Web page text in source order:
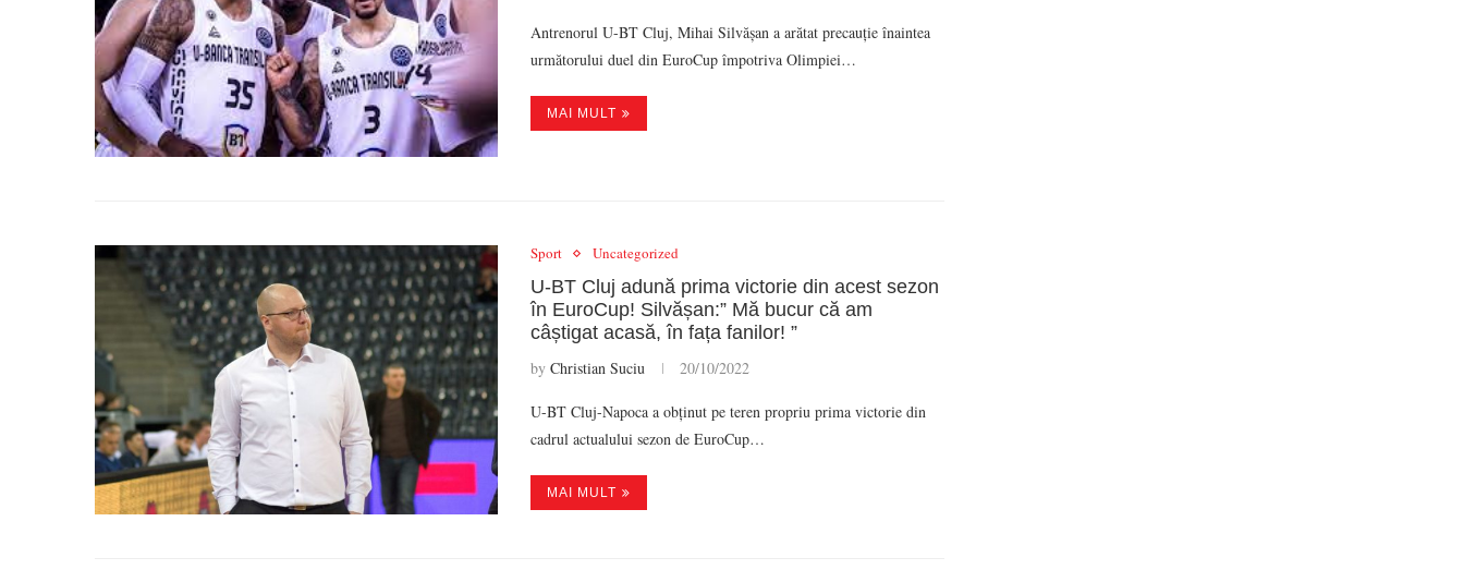
Antrenorul U-BT Cluj, Mihai Silvășan a arătat precauție înaintea
următorului duel din EuroCup împotriva Olimpiei…
MAI MULT
Sport Uncategorized
U-BT Cluj adună prima victorie din acest sezon
în EuroCup! Silvășan:” Mă bucur că am
câștigat acasă, în fața fanilor! ”
by Christian Suciu 20/10/2022
U-BT Cluj-Napoca a obținut pe teren propriu prima victorie din
cadrul actualului sezon de EuroCup…
MAI MULT